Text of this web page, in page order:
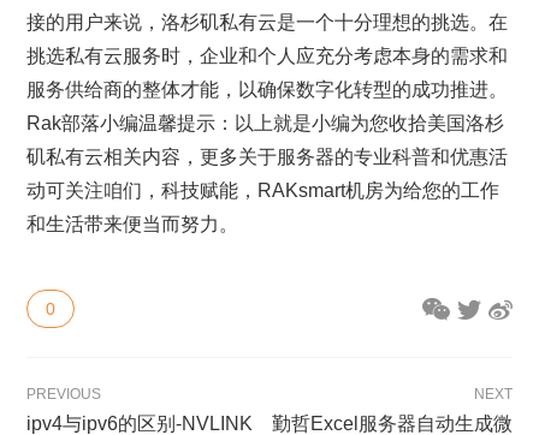
接的用户来说，洛杉矶私有云是一个十分理想的挑选。在
挑选私有云服务时，企业和个人应充分考虑本身的需求和
服务供给商的整体才能，以确保数字化转型的成功推进。
Rak部落小编温馨提示：以上就是小编为您收拾美国洛杉
矶私有云相关内容，更多关于服务器的专业科普和优惠活
动可关注咱们，科技赋能，RAKsmart机房为给您的工作
和生活带来便当而努力。
0
PREVIOUS
ipv4与ipv6的区别-NVLINK
NEXT
勤哲Excel服务器自动生成微